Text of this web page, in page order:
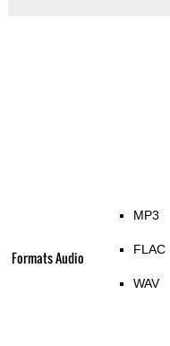
Formats Audio
MP3
FLAC
WAV